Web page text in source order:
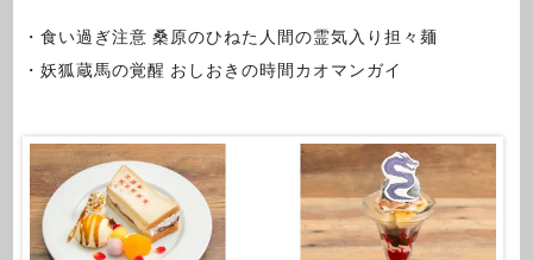
・食い過ぎ注意 桑原のひねた人間の霊気入り担々麺
・妖狐蔵馬の覚醒 おしおきの時間カオマンガイ